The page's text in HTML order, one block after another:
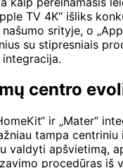
TV 4K“ išliks
srityje, o
su stipresniais
integracija.
centro
ir „Mater“
tampa centriniu
valdyti apšvietimą,
procedūras iš